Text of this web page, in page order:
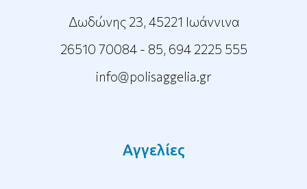
Δωδώνης 23, 45221 Ιωάννινα
26510 70084 - 85, 694 2225 555
info@polisaggelia.gr
Αγγελίες